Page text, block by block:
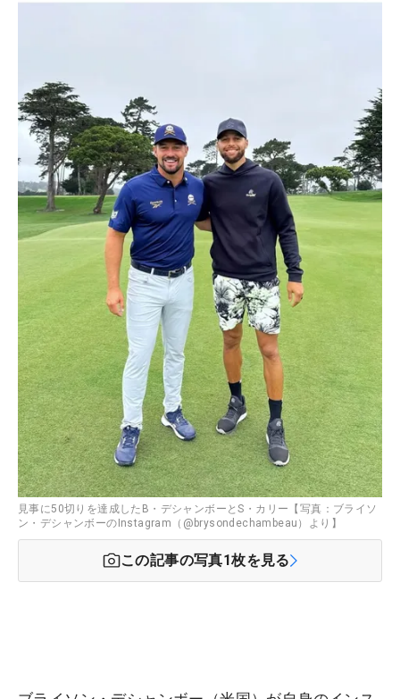
見事に50切りを達成したB・デシャンボーとS・カリー【写真：ブライソ
ン・デシャンボーのInstagram（@brysondechambeau）より】
この記事の写真1枚を見る